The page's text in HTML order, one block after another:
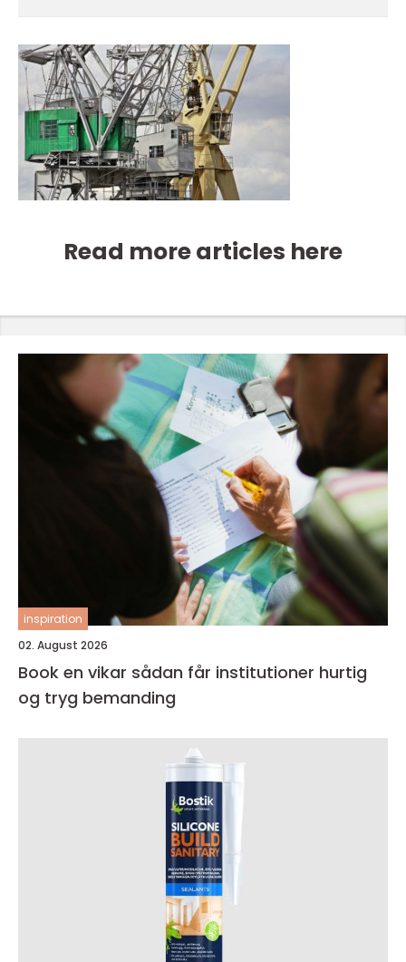
Read more articles here
inspiration
02. August 2026
Book en vikar sådan får institutioner hurtig
og tryg bemanding